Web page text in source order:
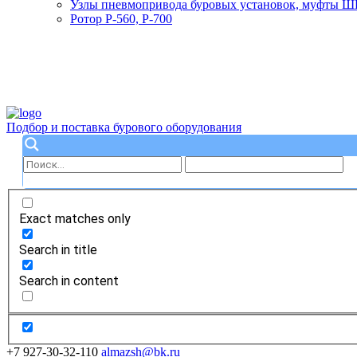
Узлы пневмопривода буровых установок, муфты
Ротор Р-560, Р-700
Подбор и поставка бурового оборудования
Exact matches only
Search in title
Search in content
+7 927-30-32-110 almazsh@bk.ru